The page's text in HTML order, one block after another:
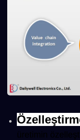
üretimin